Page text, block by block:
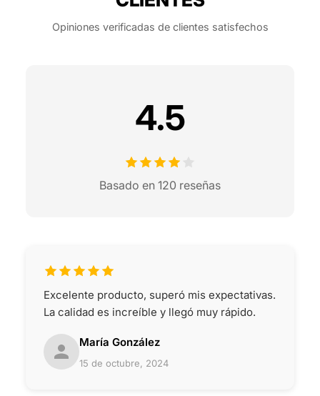
Opiniones verificadas de clientes satisfechos
4.5
Basado en 120 reseñas
Excelente producto, superó mis expectativas.
La calidad es increíble y llegó muy rápido.
María González
15 de octubre, 2024